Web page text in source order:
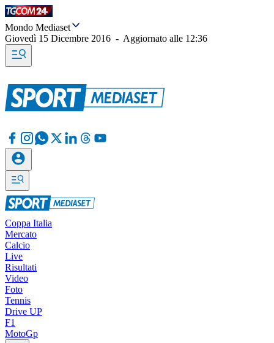
Mondo Mediaset
Giovedì 15 Dicembre 2016 - Aggiornato alle 12:36
Coppa Italia
Mercato
Calcio
Live
Risultati
Video
Foto
Tennis
Drive UP
F1
MotoGp